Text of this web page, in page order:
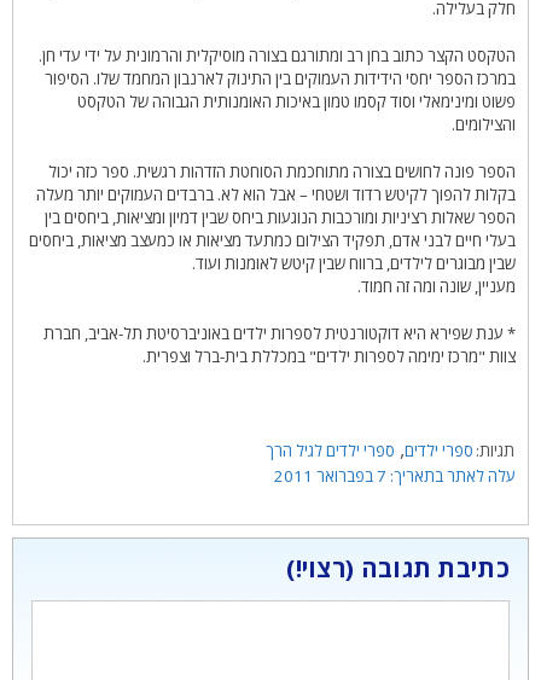
חלק בעלילה.
הטקסט הקצר כתוב בחן רב ומתורגם בצורה מוסיקלית והרמונית על ידי עדי חן.
במרכז הספר יחסי הידידות העמוקים בין התינוק לארנבון המחמד שלו. הסיפור
פשוט ומינימאלי וסוד קסמו טמון באיכות האומנותית הגבוהה של הטקסט
והצילומים.
הספר פונה לחושים בצורה מתוחכמת הסוחטת הזדהות רגשית. ספר כזה יכול
בקלות להפוך לקיטש רדוד ושטחי – אבל הוא לא. ברבדים העמוקים יותר מעלה
הספר שאלות רציניות ומורכבות הנוגעות ביחס שבין דמיון ומציאות, ביחסים בין
בעלי חיים לבני אדם, תפקיד הצילום כמתעד מציאות או כמעצב מציאות, ביחסים
שבין מבוגרים לילדים, ברווח שבין קיטש לאומנות ועוד.
מעניין, שונה ומה זה חמוד.
* ענת שפירא היא דוקטורנטית לספרות ילדים באוניברסיטת תל-אביב, חברת
צוות "מרכז ימימה לספרות ילדים" במכללת בית-ברל וצפרית.
תגיות
ספרי ילדים, ספרי ילדים לגיל הרך
7 בפברואר 2011
כתיבת תגובה